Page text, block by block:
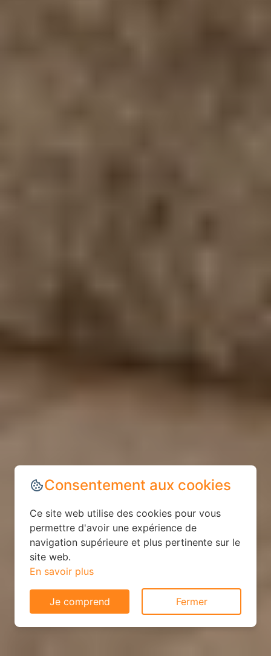
Consentement aux cookies
Ce site web utilise des cookies pour vous
permettre d'avoir une expérience de
navigation supérieure et plus pertinente sur le
site web.
En savoir plus
Je comprend Fermer